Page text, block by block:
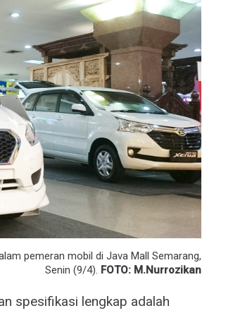
pemeran mobil di Java Mall Semarang,
Senin (9/4). FOTO: M.Nurrozikan
spesifikasi lengkap adalah